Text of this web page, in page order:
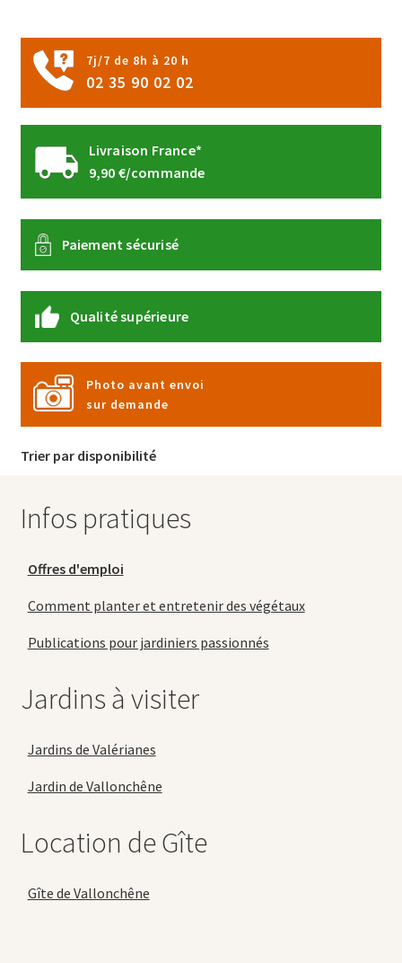
7j/7 de 8h à 20 h
02 35 90 02 02
Livraison France*
9,90 €/commande
Paiement sécurisé
Qualité supérieure
Photo avant envoi
sur demande
Trier par disponibilité
Infos pratiques
Offres d'emploi
Comment planter et entretenir des végétaux
Publications pour jardiniers passionnés
Jardins à visiter
Jardins de Valérianes
Jardin de Vallonchêne
Location de Gîte
Gîte de Vallonchêne